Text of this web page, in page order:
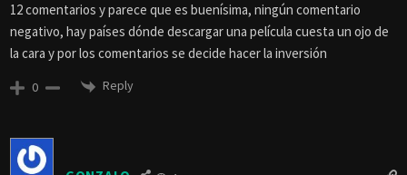
12 comentarios y parece que es buenísima, ningún comentario
negativo, hay países dónde descargar una película cuesta un ojo de
la cara y por los comentarios se decide hacer la inversión
0 Reply